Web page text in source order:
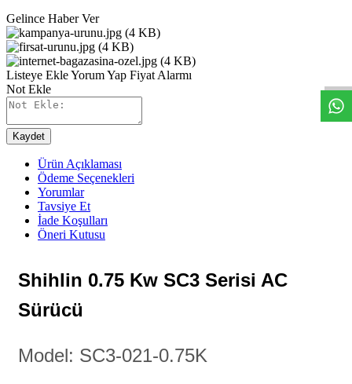
Gelince Haber Ver
Listeye EkleYorum Yap Fiyat Alarmı
Not Ekle
Kaydet
Ürün Açıklaması
Ödeme Seçenekleri
Yorumlar
Tavsiye Et
İade Koşulları
Öneri Kutusu
Shihlin 0.75 Kw SC3 Serisi AC
Sürücü
Model: SC3-021-0.75K